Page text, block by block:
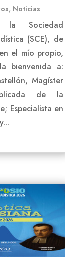
, Noticias
Sociedad
(SCE), de
el mío propio,
bienvenida a:
Magíster
de la
Especialista en